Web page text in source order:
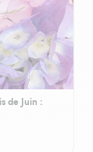
de Juin :